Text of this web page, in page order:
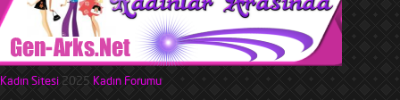
Kadın Sitesi 2025 Kadın Forumu